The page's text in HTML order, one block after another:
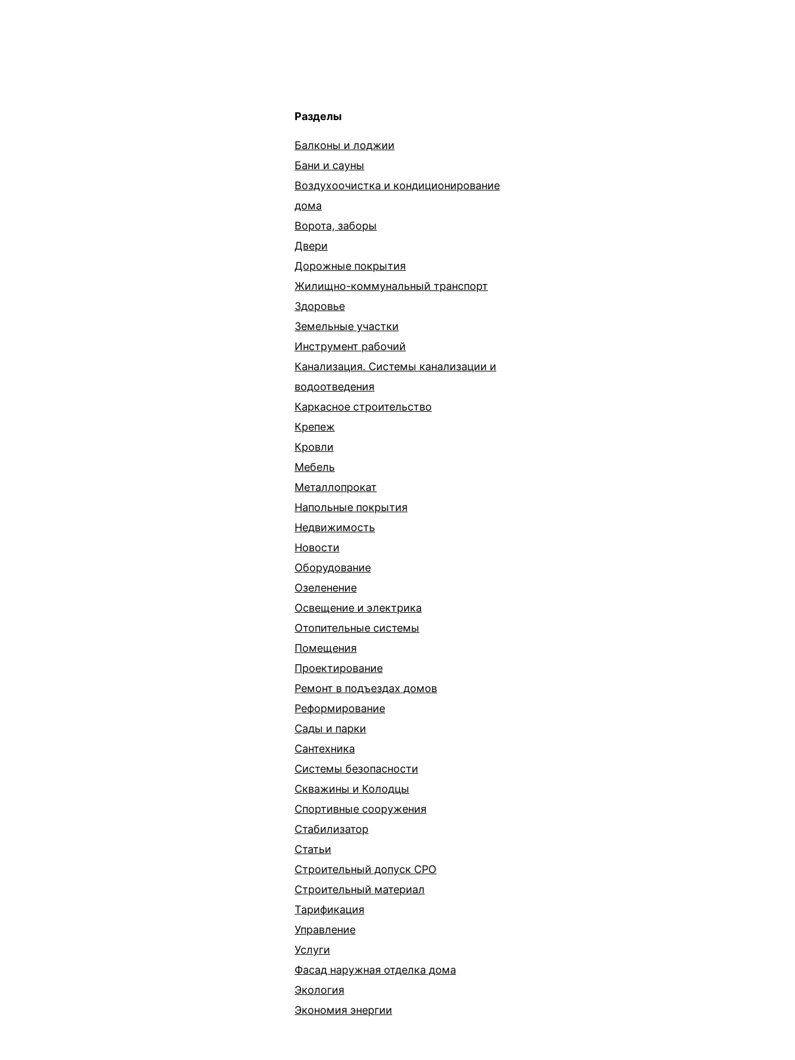
Разделы
Балконы и лоджии
Бани и сауны
Воздухоочистка и кондиционирование
дома
Ворота, заборы
Двери
Дорожные покрытия
Жилищно-коммунальный транспорт
Здоровье
Земельные участки
Инструмент рабочий
Канализация. Системы канализации и
водоотведения
Каркасное строительство
Крепеж
Кровли
Мебель
Металлопрокат
Напольные покрытия
Недвижимость
Новости
Оборудование
Озеленение
Освещение и электрика
Отопительные системы
Помещения
Проектирование
Ремонт в подъездах домов
Реформирование
Сады и парки
Сантехника
Системы безопасности
Скважины и Колодцы
Спортивные сооружения
Стабилизатор
Статьи
Строительный допуск СРО
Строительный материал
Тарификация
Управление
Услуги
Фасад наружная отделка дома
Экология
Экономия энергии